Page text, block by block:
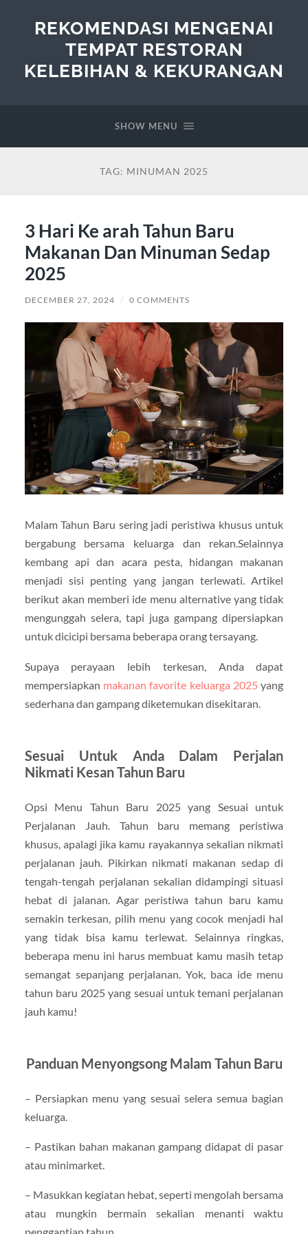
REKOMENDASI MENGENAI
TEMPAT RESTORAN
KELEBIHAN & KEKURANGAN
SHOW MENU
TAG: MINUMAN 2025
3 Hari Ke arah Tahun Baru
Makanan Dan Minuman Sedap
2025
DECEMBER 27, 2024 / 0 COMMENTS
Malam Tahun Baru sering jadi peristiwa khusus untuk
bergabung bersama keluarga dan rekan.Selainnya
kembang api dan acara pesta, hidangan makanan
menjadi sisi penting yang jangan terlewati. Artikel
berikut akan memberi ide menu alternative yang tidak
mengunggah selera, tapi juga gampang dipersiapkan
untuk dicicipi bersama beberapa orang tersayang.
Supaya perayaan lebih terkesan, Anda dapat
mempersiapkan makanan favorite keluarga 2025 yang
sederhana dan gampang diketemukan disekitaran.
Sesuai Untuk Anda Dalam Perjalan
Nikmati Kesan Tahun Baru
Opsi Menu Tahun Baru 2025 yang Sesuai untuk
Perjalanan Jauh. Tahun baru memang peristiwa
khusus, apalagi jika kamu rayakannya sekalian nikmati
perjalanan jauh. Pikirkan nikmati makanan sedap di
tengah-tengah perjalanan sekalian didampingi situasi
hebat di jalanan. Agar peristiwa tahun baru kamu
semakin terkesan, pilih menu yang cocok menjadi hal
yang tidak bisa kamu terlewat. Selainnya ringkas,
beberapa menu ini harus membuat kamu masih tetap
semangat sepanjang perjalanan. Yok, baca ide menu
tahun baru 2025 yang sesuai untuk temani perjalanan
jauh kamu!
Panduan Menyongsong Malam Tahun Baru
– Persiapkan menu yang sesuai selera semua bagian
keluarga.
– Pastikan bahan makanan gampang didapat di pasar
atau minimarket.
– Masukkan kegiatan hebat, seperti mengolah bersama
atau mungkin bermain sekalian menanti waktu